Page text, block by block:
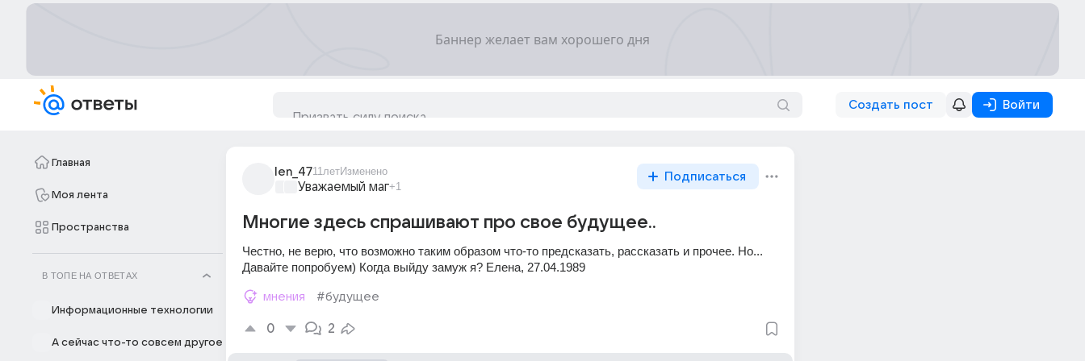
Создать пост Войти
Главная
Моя лента
Пространства
В ТОПЕ НА ОТВЕТАХ
Информационные технологии
А сейчас что-то совсем другое
len_4711летИзменено
Уважаемый маг+1
Подписаться
Многие здесь спрашивают про свое будущее..
Честно, не верю, что возможно таким образом что-то предсказать, рассказать и прочее. Но...
Давайте попробуем) Когда выйду замуж я? Елена, 27.04.1989
мнения #будущее
0 2